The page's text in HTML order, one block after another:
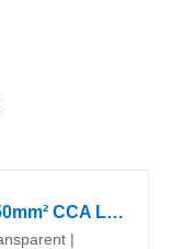
sonero® 10 Meter 2x1,50mm² CCA Lautsprecherkabel / Boxenkabel, Farbe: transparent
|